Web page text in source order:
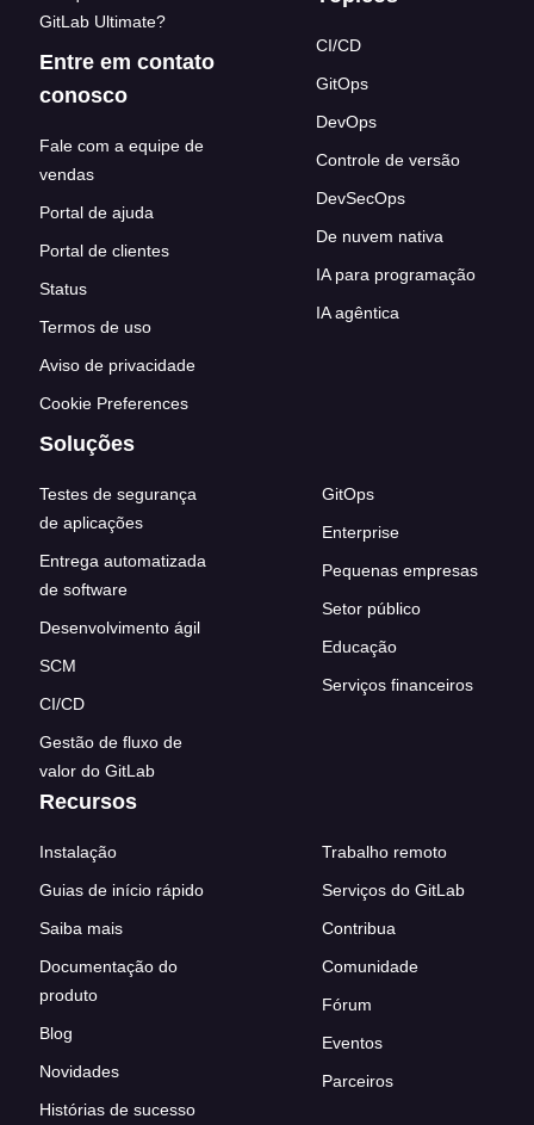
GitLab Ultimate?
Entre em contato
conosco
Fale com a equipe de
vendas
Portal de ajuda
Portal de clientes
Status
Termos de uso
Aviso de privacidade
Cookie Preferences
CI/CD
GitOps
DevOps
Controle de versão
DevSecOps
De nuvem nativa
IA para programação
IA agêntica
Soluções
Testes de segurança
de aplicações
Entrega automatizada
de software
Desenvolvimento ágil
SCM
CI/CD
Gestão de fluxo de
valor do GitLab
GitOps
Enterprise
Pequenas empresas
Setor público
Educação
Serviços financeiros
Recursos
Instalação
Guias de início rápido
Saiba mais
Documentação do
produto
Blog
Novidades
Histórias de sucesso
Trabalho remoto
Serviços do GitLab
Contribua
Comunidade
Fórum
Eventos
Parceiros